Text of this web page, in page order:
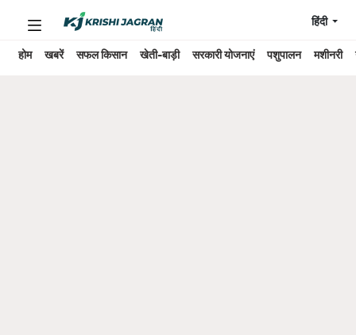
होम खबरें सफल किसान खेती-बाड़ी सरकारी योजनाएं पशुपालन मशीनरी
हिंदी